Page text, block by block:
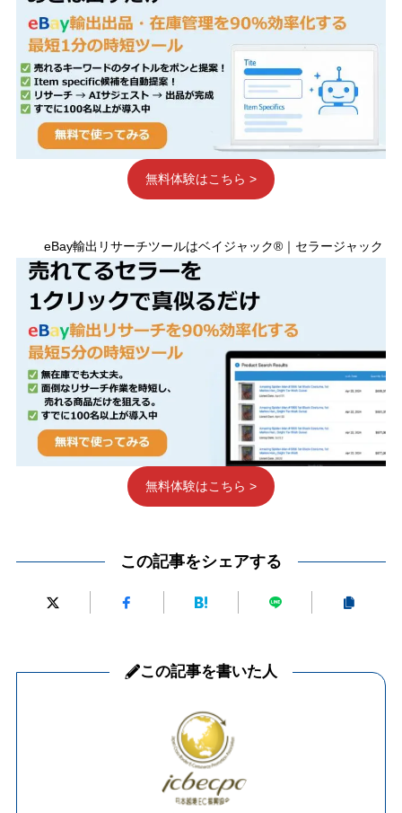
無料体験はこちら >
eBay輸出リサーチツールはベイジャック®｜セラージャック
無料体験はこちら >
この記事をシェアする
この記事を書いた人